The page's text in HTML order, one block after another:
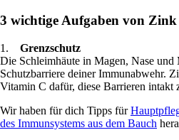
3 wichtige Aufgaben von Zink
1. Grenzschutz
Die Schleimhäute in Magen, Nase und
Schutzbarriere deiner Immunabwehr.
Vitamin C dafür, diese Barrieren intakt
Wir haben für dich Tipps für
des Immunsystems aus dem Bauch